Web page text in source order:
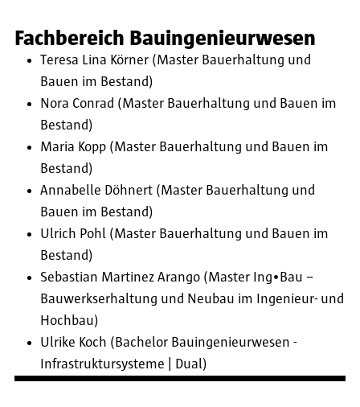
Fachbereich Bauingenieurwesen
Teresa Lina Körner (Master Bauerhaltung und
Bauen im Bestand)
Nora Conrad (Master Bauerhaltung und Bauen im
Bestand)
Maria Kopp (Master Bauerhaltung und Bauen im
Bestand)
Annabelle Döhnert (Master Bauerhaltung und
Bauen im Bestand)
Ulrich Pohl (Master Bauerhaltung und Bauen im
Bestand)
Sebastian Martinez Arango (Master Ing•Bau –
Bauwerkserhaltung und Neubau im Ingenieur- und
Hochbau)
Ulrike Koch (Bachelor Bauingenieurwesen -
Infrastruktursysteme | Dual)